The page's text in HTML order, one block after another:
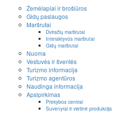
Žemėlapiai ir brošiūros
Gidų paslaugos
Maršrutai
Dviračių maršrutai
Interaktyvūs maršrutai
Gidų maršrutai
Nuoma
Vestuvės ir šventės
Turizmo informacija
Turizmo agentūros
Naudinga informacija
Apsipirkimas
Prekybos centrai
Suvenyrai ir vietinė produkcija